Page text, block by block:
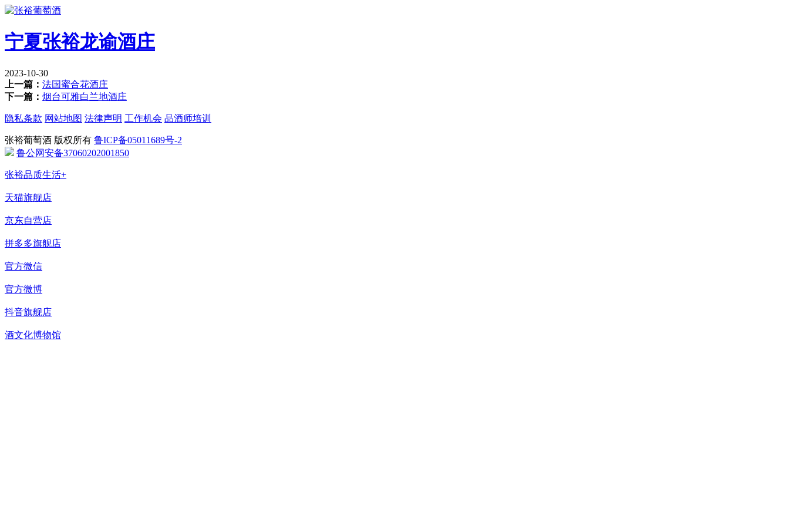
宁夏张裕龙谕酒庄
2023-10-30
上一篇： 法国蜜合花酒庄
下一篇： 烟台可雅白兰地酒庄
隐私条款 网站地图 法律声明 工作机会 品酒师培训
张裕葡萄酒 版权所有 鲁ICP备05011689号-2
鲁公网安备37060202001850
张裕品质生活+
天猫旗舰店
京东自营店
拼多多旗舰店
官方微信
官方微博
抖音旗舰店
酒文化博物馆